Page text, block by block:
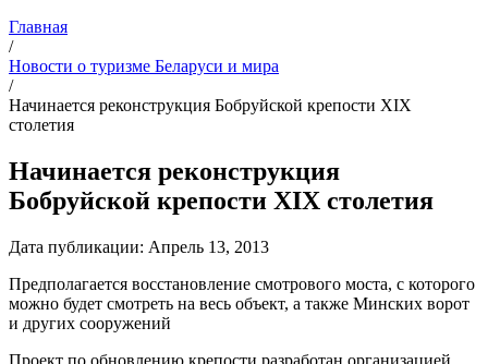
Главная
/
Новости о туризме Беларуси и мира
/
Начинается реконструкция Бобруйской крепости XIX
столетия
Начинается реконструкция
Бобруйской крепости XIX столетия
Дата публикации: Апрель 13, 2013
Предполагается восстановление смотрового моста, с которого
можно будет смотреть на весь объект, а также Минских ворот
и других сооружений
Проект по обновлению крепости разработан организацией